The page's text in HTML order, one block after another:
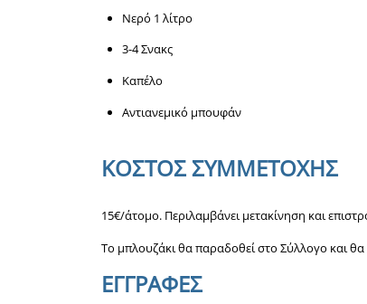
Νερό 1 λίτρο
3-4 Σνακς
Καπέλο
Αντιανεμικό μπουφάν
ΚΟΣΤΟΣ ΣΥΜΜΕΤΟΧΗΣ
15€/άτομο. Περιλαμβάνει μετακίνηση και
Το μπλουζάκι θα παραδοθεί στο Σύλλογο και
ΕΓΓΡΑΦΕΣ